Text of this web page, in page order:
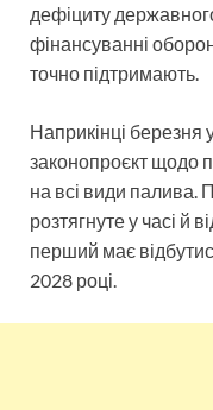
дефіциту
фінансуванні
точно підтримають.
Наприкінці березня
законопроєкт щодо
на всі види палива.
розтягнуте у часі й
перший має
2028 році.